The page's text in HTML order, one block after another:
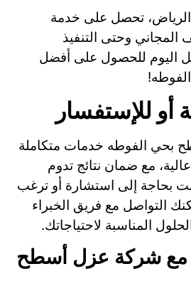
الرياض، تحصل على خدمة
وحتى التنفيذ
اليوم للحصول على أفضل
للإستفسار
بحي الفوطه خدمات متكاملة
مع ضمان نتائج تدوم
بحاجة إلى استشارة أو ترغب
التواصل مع فريق الخبراء
المناسبة لاحتياجاتك.
مع شركة عزل أسطح